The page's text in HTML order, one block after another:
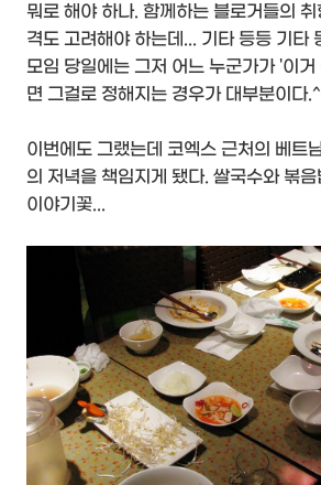
뭐로 해야 하나. 함께하는 블로거들의
격도 고려해야 하는데... 기타 등등 기타
모임 당일에는 그저 어느 누군가가 '이
면 그걸로 정해지는 경우가 대부분이다
이번에도 그랬는데 코엑스 근처의 베트
의 저녁을 책임지게 됐다. 쌀국수와 볶
이야기꽃...